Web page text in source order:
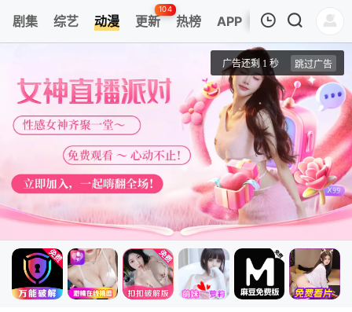
剧集 综艺 动漫 更新
104
热榜 APP
第1集
石纪元 第三季 Part 2